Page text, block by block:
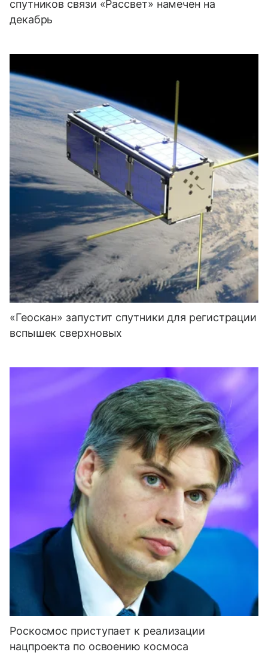
спутников связи «Рассвет» намечен на
декабрь
«Геоскан» запустит спутники для регистрации
вспышек сверхновых
Роскосмос приступает к реализации
нацпроекта по освоению космоса